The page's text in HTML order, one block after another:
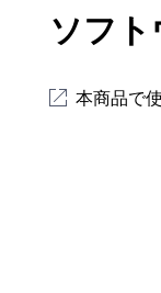
ソフ
本商品で